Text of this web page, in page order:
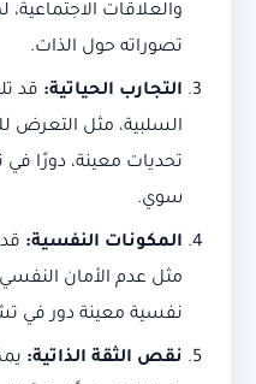
والعلاقات
تصوراته حول الذات.
التجارب الحياتية: قد
السلبية، مثل التعرض
تحديات معينة، دورًا
سوي.
المكونات النفسية:
مثل عدم الأمان
نفسية معينة دور في
نقص الثقة الذاتية: